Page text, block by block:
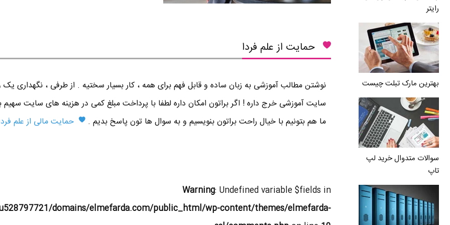
رایتر
بهترین مارک تبلت چیست
سوالات متدوال خرید لپ
تاپ
حمایت از علم فردا
نوشتن مطالب آموزشی به زبان ساده و قابل فهم برای همه ، کار بسیار سختیه . از طرفی ، نگهداری
سایت آموزشی خرج داره ! اگر براتون امکان داره لطفا با پرداخت مبلغ کمی در هزینه های سایت سهیم
ما هم بتونیم با خیال راحت براتون بنویسیم و به سوال ها تون پاسخ بدیم .
حمایت مالی از علم
Warning: Undefined variable $fields in
domains/elmefarda.com/public_html/wp-content/themes/elmefarda-